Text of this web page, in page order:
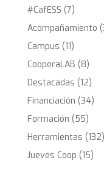
#CafESS (7)
Acompañamiento
Campus (11)
CooperaLAB (8)
Destacadas (12)
Financiación (34)
Formación (55)
Herramientas (132)
Jueves Coop (15)